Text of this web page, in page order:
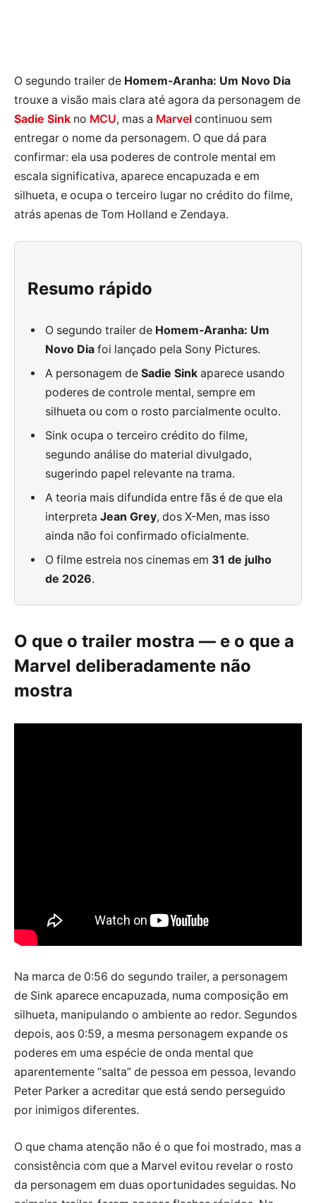
O segundo trailer de Homem-Aranha: Um Novo Dia
trouxe a visão mais clara até agora da personagem de
Sadie Sink no MCU, mas a Marvel continuou sem
entregar o nome da personagem. O que dá para
confirmar: ela usa poderes de controle mental em
escala significativa, aparece encapuzada e em
silhueta, e ocupa o terceiro lugar no crédito do filme,
atrás apenas de Tom Holland e Zendaya.
Resumo rápido
O segundo trailer de Homem-Aranha: Um
Novo Dia foi lançado pela Sony Pictures.
A personagem deSadie Sink aparece usando
poderes de controle mental, sempre em
silhueta ou com o rosto parcialmente oculto.
Sink ocupa o terceiro crédito do filme,
segundo análise do material divulgado,
sugerindo papel relevante na trama.
A teoria mais difundida entre fãs é de que ela
interpretaJean Grey, dos X-Men, mas isso
ainda não foi confirmado oficialmente.
O filme estreia nos cinemas em 31 de julho
de 2026.
O que o trailer mostra — e o que a
Marvel deliberadamente não
mostra
Na marca de 0:56 do segundo trailer, a personagem
de Sink aparece encapuzada, numa composição em
silhueta, manipulando o ambiente ao redor. Segundos
depois, aos 0:59, a mesma personagem expande os
poderes em uma espécie de onda mental que
aparentemente “salta” de pessoa em pessoa, levando
Peter Parker a acreditar que está sendo perseguido
por inimigos diferentes.
O que chama atenção não é o que foi mostrado, mas a
consistência com que a Marvel evitou revelar o rosto
da personagem em duas oportunidades seguidas. No